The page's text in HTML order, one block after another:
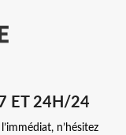
ET 24H/24
n’hésitez